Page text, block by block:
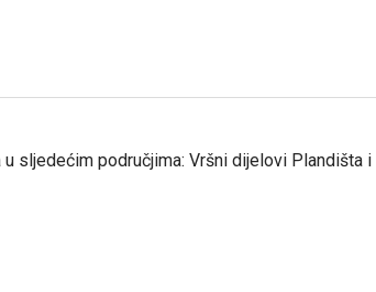
sljedećim područjima: Vršni dijelovi Plandišta